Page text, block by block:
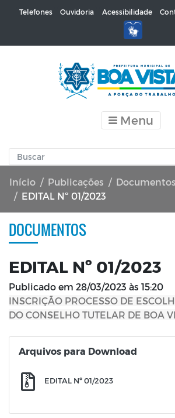
Telefones Ouvidoria Acessibilidade
Menu
Início Publicações
Documentos
EDITAL Nº 01/2023
DOCUMENTOS
EDITAL Nº 01/2023
Publicado em 28/03/2023 às 15:20
INSCRIÇÃO PROCESSO DE
DO CONSELHO TUTELAR DE BOA
Arquivos para Download
EDITAL Nº 01/2023